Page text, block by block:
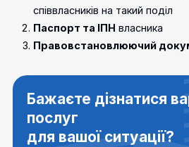
співвласників на такий поділ
Паспорт та ІПН власника
Правовстановлюючий
Бажаєте дізнатися
послуг
для вашої ситуації?